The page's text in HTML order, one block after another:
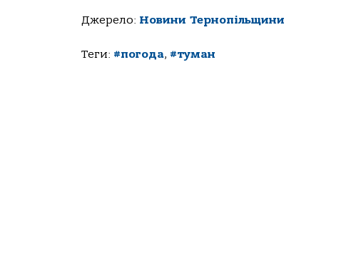
Джерело: Новини Тернопільщини
Теги: #погода, #туман